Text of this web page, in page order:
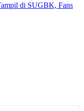
di SUGBK, Fans